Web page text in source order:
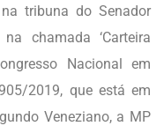
tribuna do Senador
chamada ‘Carteira
Nacional em
2019, que está em
Veneziano, a MP